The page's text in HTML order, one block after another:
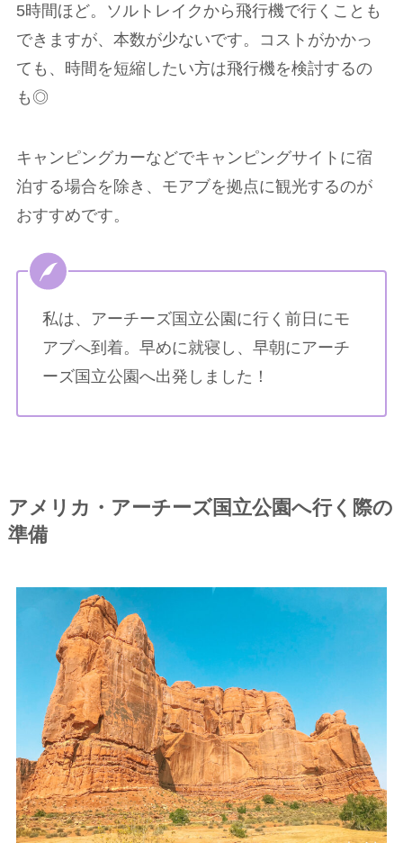
5時間ほど。ソルトレイクから飛行機で行くことも
できますが、本数が少ないです。コストがかかっ
ても、時間を短縮したい方は飛行機を検討するの
も◎
キャンピングカーなどでキャンピングサイトに宿
泊する場合を除き、モアブを拠点に観光するのが
おすすめです。
私は、アーチーズ国立公園に行く前日にモ
アブへ到着。早めに就寝し、早朝にアーチ
ーズ国立公園へ出発しました！
アメリカ・アーチーズ国立公園へ行く際の
準備